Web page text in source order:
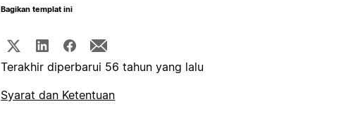
Bagikan templat ini
Terakhir diperbarui 56 tahun yang lalu
Syarat dan Ketentuan